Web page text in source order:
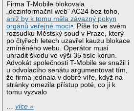
Firma T-Mobile blokovala
„dezinformační web“ AC24 bez toho,
aniž by k tomu měla závazný pokyn
orgánů veřejné moci . Píše to ve svém
rozsudku Městský soud v Praze, který
po čtyřech letech uzavřel kauzu blokace
zmíněného webu. Operátor musí
uhradit škodu ve výši 35 tisíc korun.
Advokát společnosti T-Mobile se snažil i
u odvolacího senátu argumentovat tím,
že firma jednala v dobré víře, když na
stránky omezila přístup poté, co ji k
tomu vyzvalo
…více »